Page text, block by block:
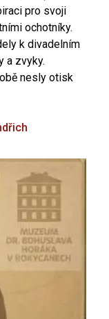
pro svoji
ochotníky.
k divadelním
a zvyky.
nesly otisk